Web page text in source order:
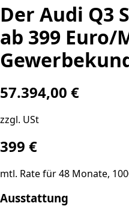
Der Audi Q3
ab 399 Euro/
57.394,00 €
zzgl. USt
399 €
mtl. Rate für48 Monate,
Ausstattung